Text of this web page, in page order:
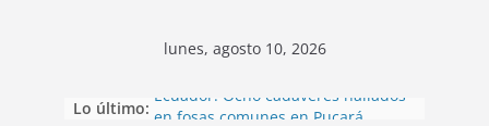
lunes, agosto 10, 2026
Lo último: Ecuador: Ocho cadáveres hallados